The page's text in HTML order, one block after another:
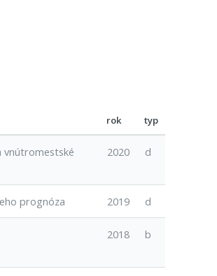
rok typ
vnútromestské
2020 d
prognóza 2019 d
2018 b